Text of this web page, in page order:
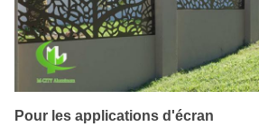
Pour les applications d'écran